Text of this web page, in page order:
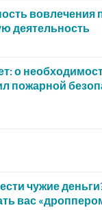
вовлечения
деятельность
о
пожарной
чужие
вас